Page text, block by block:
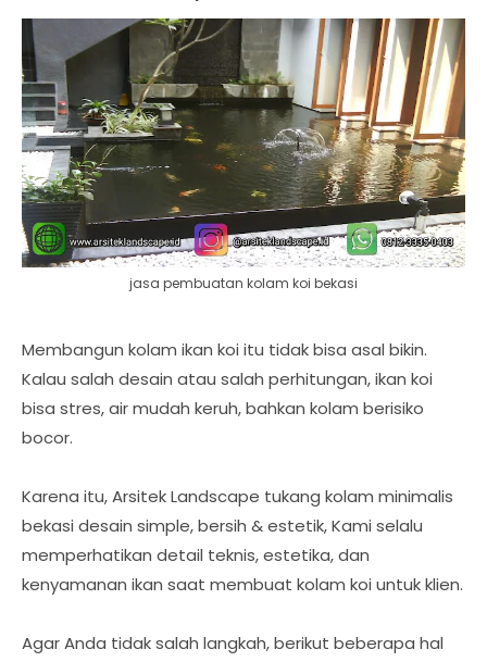
jasa pembuatan kolam koi bekasi
Membangun kolam ikan koi itu tidak bisa asal bikin.
Kalau salah desain atau salah perhitungan, ikan koi
bisa stres, air mudah keruh, bahkan kolam berisiko
bocor.
Karena itu, Arsitek Landscape tukang kolam minimalis
bekasi desain simple, bersih & estetik, Kami selalu
memperhatikan detail teknis, estetika, dan
kenyamanan ikan saat membuat kolam koi untuk klien.
Agar Anda tidak salah langkah, berikut beberapa hal